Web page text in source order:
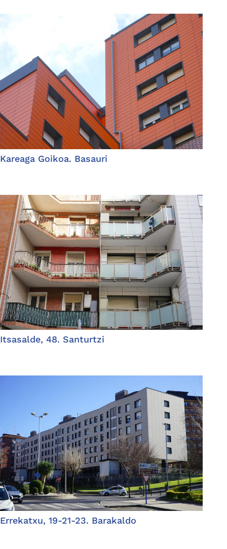
Kareaga Goikoa. Basauri
Itsasalde, 48. Santurtzi
Errekatxu, 19-21-23. Barakaldo